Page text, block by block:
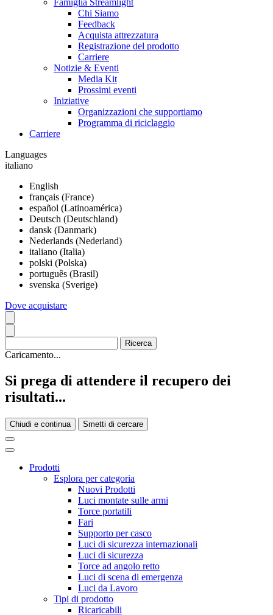
Famiglia Streamlight
Chi Siamo
Feedback
Acquista attrezzatura
Registrazione del prodotto
Carriere
Notizie & Eventi
Media Kit
Prossimi eventi
Iniziative
Organizzazioni che supportiamo
Programma di riciclaggio
Carriere
Languages
italiano
English
français (France)
español (Latinoamérica)
Deutsch (Deutschland)
dansk (Danmark)
Nederlands (Nederland)
italiano (Italia)
polski (Polska)
português (Brasil)
svenska (Sverige)
Dove acquistare
Caricamento...
Si prega di attendere il recupero dei
risultati...
Chiudi e continua Smetti di cercare
Prodotti
Esplora per categoria
Nuovi Prodotti
Luci montate sulle armi
Torce portatili
Fari
Supporto per casco
Luci di sicurezza internazionali
Luci di sicurezza
Torce ad angolo retto
Luci di scena di emergenza
Luci da Lavoro
Tipi di prodotto
Ricaricabili